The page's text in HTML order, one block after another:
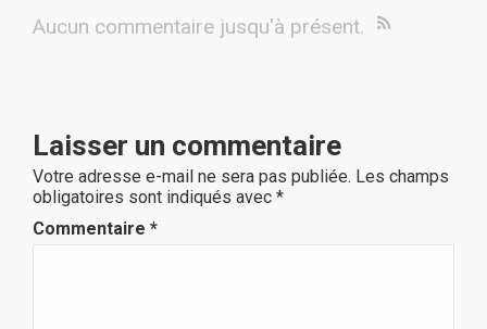
Aucun commentaire jusqu'à présent.
Laisser un commentaire
Votre adresse e-mail ne sera pas publiée. Les champs
obligatoires sont indiqués avec *
Commentaire *